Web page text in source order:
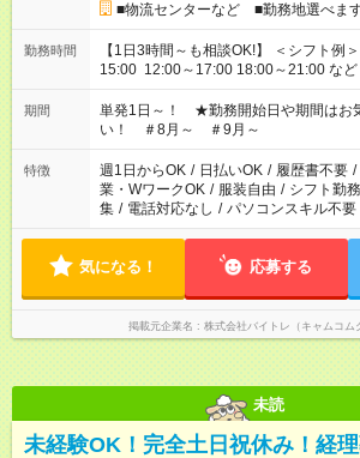
■物流センターなど ■勤務地選べま
勤務時間
【1日3時間～も相談OK!】 ＜シフト例＞ 9:00～12:00 10:00～
15:00 12:00～17:00 18:00～21:00 など こちら以外の時間帯も
お気軽にご相談ください！
期間
単発1日～！ ★勤務開始日や期間はお
い！ ＃8月～ ＃9月～
特徴 週1日からOK / 日払いOK / 履歴書不要 /
業・WワークOK / 服装自由 / シフト勤務
集 / 電話対応なし / パソコンスキル不要
気になる！ 応募する
掲載元企業名 株式会社バイトレ（キャムコム
未読
未経験OK！完全土日祝休み！経